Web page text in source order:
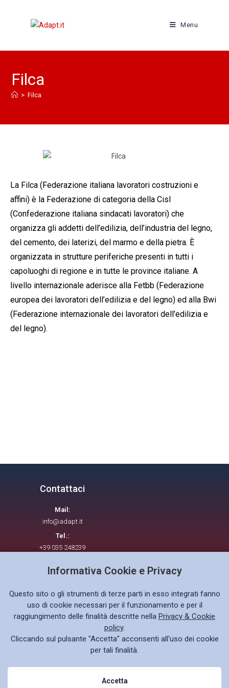
Menu
Filca
> Filca
La Filca (Federazione italiana lavoratori costruzioni e
affini) è la Federazione di categoria della Cisl
(Confederazione italiana sindacati lavoratori) che
organizza gli addetti dell’edilizia, dell’industria del legno,
del cemento, dei laterizi, del marmo e della pietra. È
organizzata in strutture periferiche presenti in tutti i
capoluoghi di regione e in tutte le province italiane. A
livello internazionale aderisce alla Fetbb (Federazione
europea dei lavoratori dell’edilizia e del legno) ed alla Bwi
(Federazione internazionale dei lavoratori dell’edilizia e
del legno).
Contattaci
Mail:
info@adapt.it
Tel.:
+39 035 248239
Privacy policy GDPR
Informativa Cookie e Privacy
Questo sito o gli strumenti di terze parti in esso integrati fanno
uso di cookie necessari per il funzionamento e per il
raggiungimento delle finalità descritte nella Privacy & Cookie
policy.
Cliccando sul pulsante "Accetta" acconsenti all'uso dei cookie
per tali finalità.
Accetta